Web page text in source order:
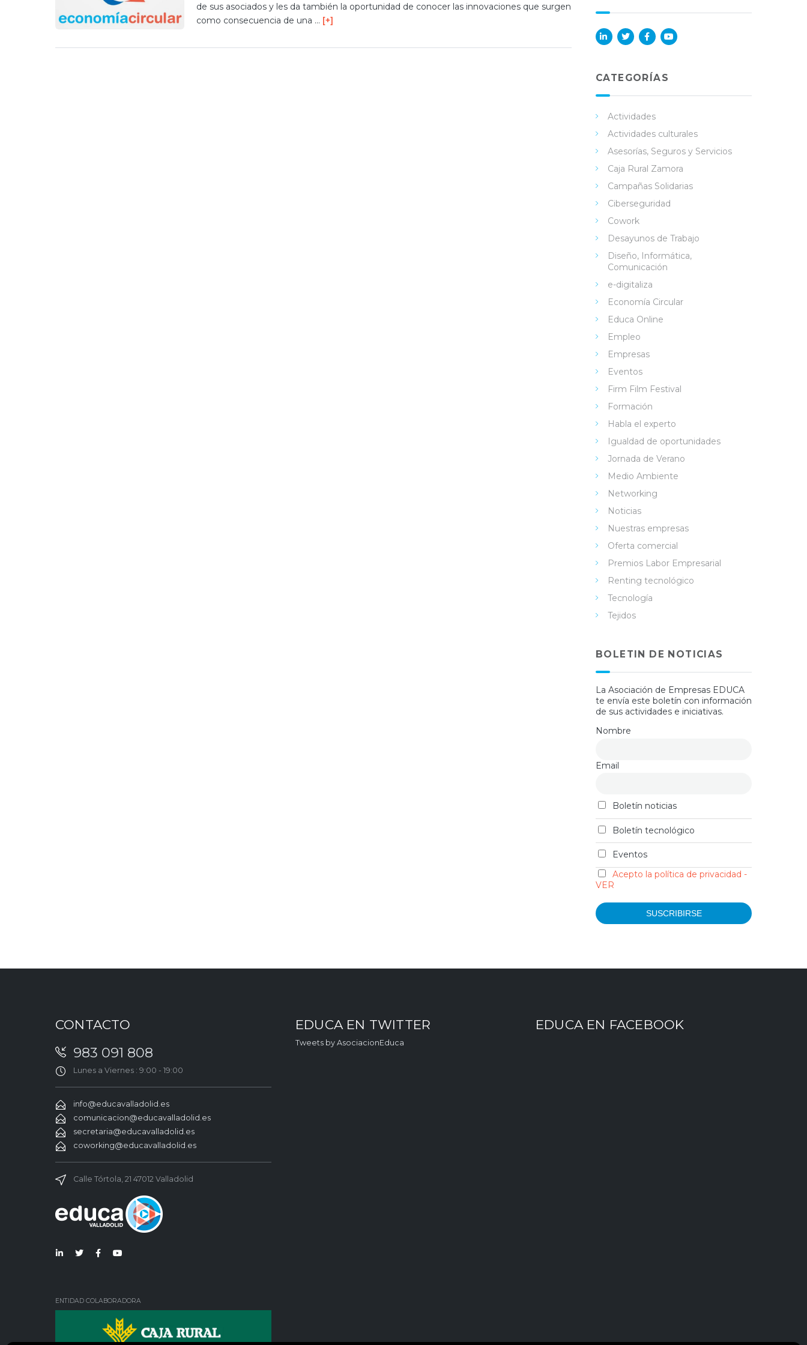
de sus asociados y les da también la oportunidad de conocer las innovaciones que surgen
como consecuencia de una … [+]
in
ok
e
CATEGORÍAS
Actividades
Actividades culturales
Asesorías, Seguros y Servicios
Caja Rural Zamora
Campañas Solidarias
Ciberseguridad
Cowork
Desayunos de Trabajo
Diseño, Informática,
Comunicación
e-digitaliza
Economía Circular
Educa Online
Empleo
Empresas
Eventos
Firm Film Festival
Formación
Habla el experto
Igualdad de oportunidades
Jornada de Verano
Medio Ambiente
Networking
Noticias
Nuestras empresas
Oferta comercial
Premios Labor Empresarial
Renting tecnológico
Tecnología
Tejidos
BOLETIN DE NOTICIAS
La Asociación de Empresas EDUCA
te envía este boletín con información
de sus actividades e iniciativas.
Nombre
Email
Boletín noticias
Boletín tecnológico
Eventos
Acepto la política de privacidad -
VER
CONTACTO
983 091 808
Lunes a Viernes : 9:00 - 19:00
info@educavalladolid.es
comunicacion@educavalladolid.es
secretaria@educavalladolid.es
coworking@educavalladolid.es
Calle Tórtola, 21 47012 Valladolid
ENTIDAD COLABORADORA
EDUCA EN TWITTER
Tweets by AsociacionEduca
EDUCA EN FACEBOOK